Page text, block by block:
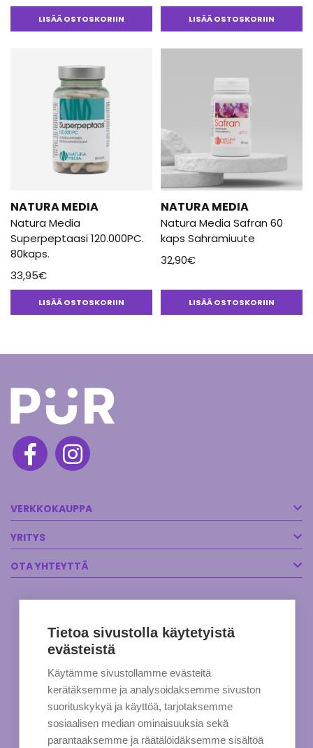
Arvostelu
tuotteesta:LISÄÄ OSTOSKORIIN LISÄÄ OSTOSKORIIN
NATURA MEDIA
Natura Media
Superpeptaasi 120.000PC.
80kaps.
33,95€
LISÄÄ OSTOSKORIIN
NATURA MEDIA
Natura Media Safran 60
kaps Sahramiuute
32,90€
LISÄÄ OSTOSKORIIN
VERKKOKAUPPA
YRITYS
OTA YHTEYTTÄ
Tietoa sivustolla käytetyistä
evästeistä
Käytämme sivustollamme evästeitä
kerätäksemme ja analysoidaksemme sivuston
suorituskykyä ja käyttöä, tarjotaksemme
sosiaalisen median ominaisuuksia sekä
parantaaksemme ja räätälöidäksemme sisältöä